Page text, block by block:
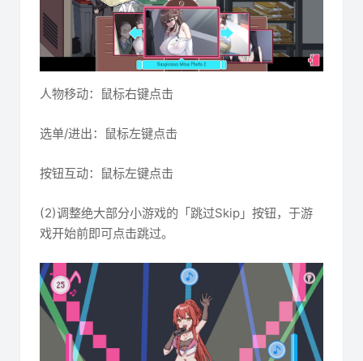
人物移动：鼠标右键点击
选单/进出：鼠标左键点击
按钮互动：鼠标左键点击
(2)调整绝大部分小游戏的「跳过Skip」按钮，于游
戏开始前即可点击跳过。